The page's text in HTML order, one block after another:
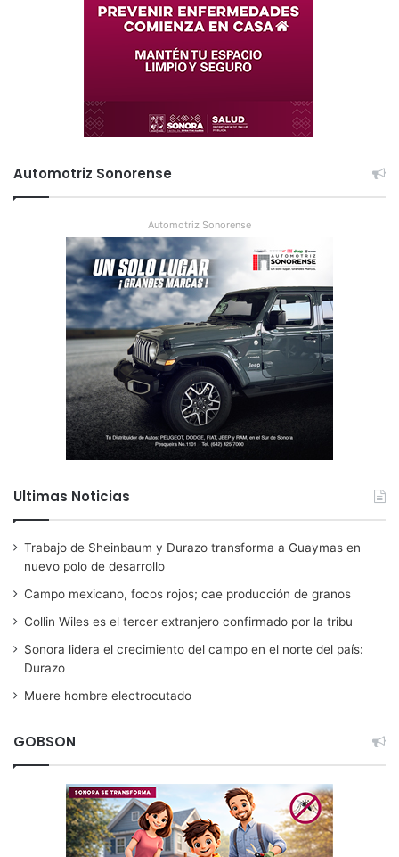
Automotriz Sonorense
Automotriz Sonorense
Ultimas Noticias
Trabajo de Sheinbaum y Durazo transforma a Guaymas en
nuevo polo de desarrollo
Campo mexicano, focos rojos; cae producción de granos
Collin Wiles es el tercer extranjero confirmado por la tribu
Sonora lidera el crecimiento del campo en el norte del país:
Durazo
Muere hombre electrocutado
GOBSON